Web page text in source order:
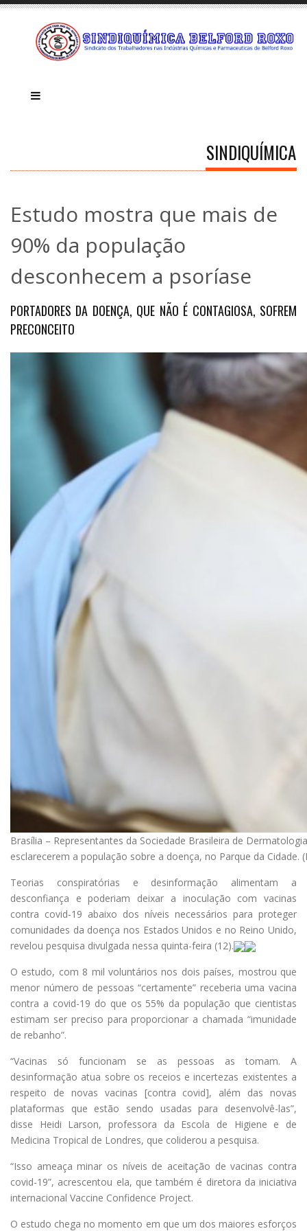
SINDIQUÍMICA
Estudo mostra que mais de
90% da população
desconhecem a psoríase
PORTADORES DA DOENÇA, QUE NÃO É CONTAGIOSA, SOFREM
PRECONCEITO
Brasília – Representantes da Sociedade Brasileira de
esclarecerem a população sobre a doença, no Parque da Cidade.
Teorias conspiratórias e desinformação alimentam a
desconfiança e poderiam deixar a inoculação com vacinas
contra covid-19 abaixo dos níveis necessários para proteger
comunidades da doença nos Estados Unidos e no Reino Unido,
revelou pesquisa divulgada nessa quinta-feira (12).
O estudo, com 8 mil voluntários nos dois países, mostrou que
menor número de pessoas “certamente” receberia uma vacina
contra a covid-19 do que os 55% da população que cientistas
estimam ser preciso para proporcionar a chamada “imunidade
de rebanho”.
“Vacinas só funcionam se as pessoas as tomam. A
desinformação atua sobre os receios e incertezas existentes a
respeito de novas vacinas [contra covid], além das novas
plataformas que estão sendo usadas para desenvolvê-las”,
disse Heidi Larson, professora da Escola de Higiene e de
Medicina Tropical de Londres, que coliderou a pesquisa.
“Isso ameaça minar os níveis de aceitação de vacinas contra
covid-19”, acrescentou ela, que também é diretora da iniciativa
internacional Vaccine Confidence Project.
O estudo chega no momento em que um dos maiores esforços